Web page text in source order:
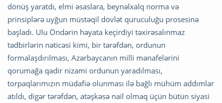
dönüş yaratdı, elmi əsaslara, beynəlxalq norma və
prinsiplərə uyğun müstəqil dövlət quruculuğu prosesinə
başladı. Ulu Öndərin həyata keçirdiyi təxirəsalınmaz
tədbirlərin nəticəsi kimi, bir tərəfdən, ordunun
formalaşdırılması, Azərbaycanın milli mənafelərini
qorumağa qadir nizami ordunun yaradılması,
torpaqlarımızın müdafiə olunması ilə bağlı mühüm addımlar
atıldı, digər tərəfdən, atəşkəsə nail olmaq üçün bütün siyasi